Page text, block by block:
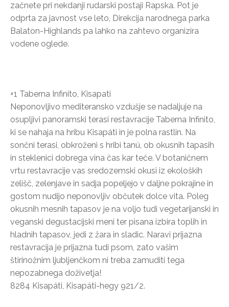
začnete pri nekdanji rudarski postaji Rapska. Pot je
odprta za javnost vse leto, Direkcija narodnega parka
Balaton-Highlands pa lahko na zahtevo organizira
vodene oglede.
+1 Taberna Infinito, Kisapati
Neponovljivo mediteransko vzdušje se nadaljuje na
osupljivi panoramski terasi restavracije Taberna Infinito,
ki se nahaja na hribu Kisapáti in je polna rastlin. Na
sončni terasi, obkroženi s hribi tanú, ob okusnih tapasih
in steklenici dobrega vina čas kar teče. V botaničnem
vrtu restavracije vas sredozemski okusi iz ekoloških
zelišč, zelenjave in sadja popeljejo v daljne pokrajine in
gostom nudijo neponovljiv občutek dolce vita. Poleg
okusnih mesnih tapasov je na voljo tudi vegetarijanski in
veganski degustacijski meni ter pisana izbira toplih in
hladnih tapasov, jedi z žara in sladic. Naravi prijazna
restavracija je prijazna tudi psom, zato vašim
štirinožnim ljubljenčkom ni treba zamuditi tega
nepozabnega doživetja!
8284 Kisapáti, Kisapáti-hegy 921/2.